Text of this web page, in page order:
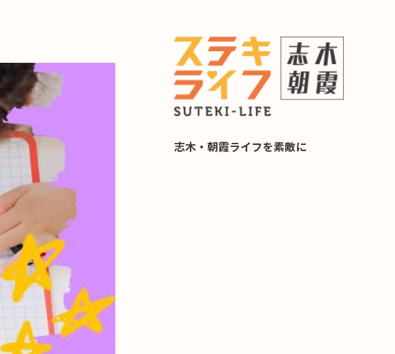
志木・朝霞ライフを素敵に
これからの暮らし 住み替え相談